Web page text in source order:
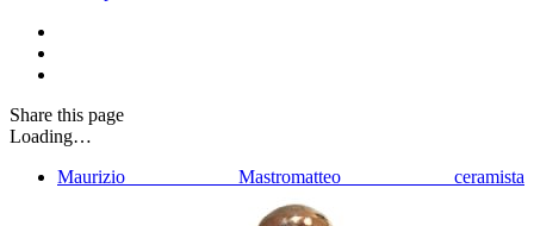
Share this page
Loading…
Maurizio Mastromatteo ceramista